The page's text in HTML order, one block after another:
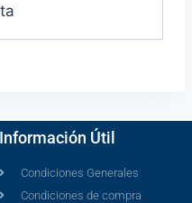
Información Útil
Condiciones Generales
Condiciones de compra